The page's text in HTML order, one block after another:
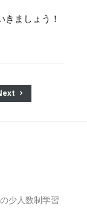
ましょう！
少人数制学習